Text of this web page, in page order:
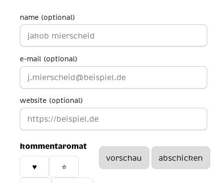
name (optional)
e-mail (optional)
website (optional)
kommentaromat
♥️ ⭐